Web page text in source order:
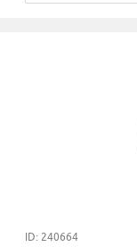
ID: 240664